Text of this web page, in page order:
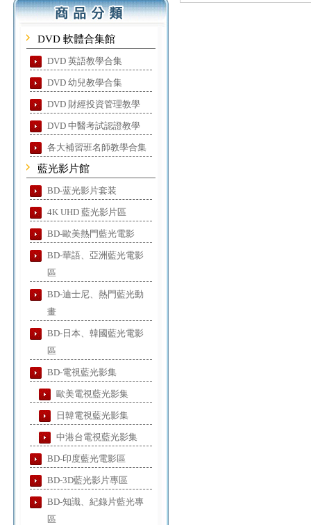
DVD 軟體合集館
DVD 英語教學合集
DVD 幼兒教學合集
DVD 財經投資管理教學
DVD 中醫考試認證教學
各大補習班名師教學合集
藍光影片館
BD-蓝光影片套装
4K UHD 藍光影片區
BD-歐美熱門藍光電影
BD-華語、亞洲藍光電影
區
BD-迪士尼、熱門藍光動
畫
BD-日本、韓國藍光電影
區
BD-電視藍光影集
歐美電視藍光影集
日韓電視藍光影集
中港台電視藍光影集
BD-印度藍光電影區
BD-3D藍光影片專區
BD-知識、紀錄片藍光專
區